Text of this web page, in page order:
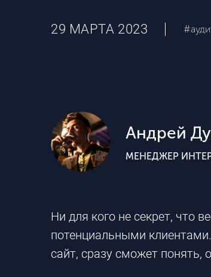
29 МАРТА 2023
Андрей
МЕНЕДЖЕР
Ни для кого не секрет, что
потенциальными
сайт, сразу сможет понять,